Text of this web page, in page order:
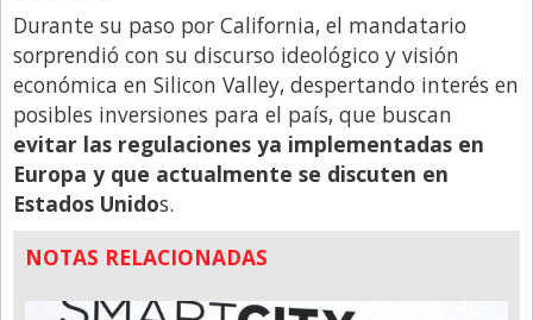
Durante su paso por California, el mandatario
sorprendió con su discurso ideológico y visión
económica en Silicon Valley, despertando interés en
posibles inversiones para el país, que buscan
evitar las regulaciones ya implementadas en
Europa y que actualmente se discuten en
Estados Unidos.
NOTAS RELACIONADAS